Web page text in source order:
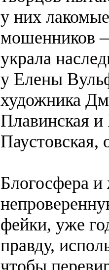
у них
мошенников
украла
у Елены
художника
Плавинская и
Паустовская,
Блогосфера и
фейки, уже
правду,
чтобы